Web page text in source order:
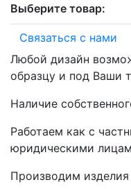
Выберите товар:
Связаться с нами
Любой дизайн
образцу и под Ваши
Наличие
Работаем как с
юридическими
Производим изделия